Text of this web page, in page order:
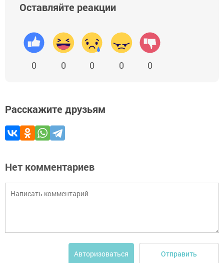
Оставляйте реакции
0 0 0 0 0
Расскажите друзьям
Нет комментариев
Авторизоваться Отправить